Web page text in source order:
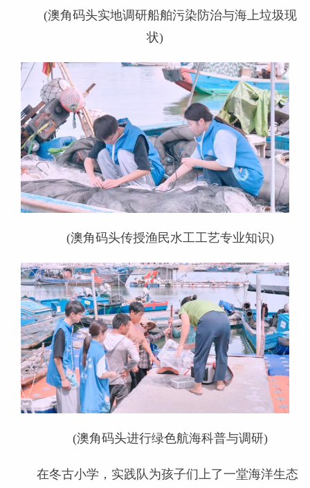
(澳角码头实地调研船舶污染防治与海上垃圾现
状)
(澳角码头传授渔民水工工艺专业知识)
(澳角码头进行绿色航海科普与调研)
在冬古小学，实践队为孩子们上了一堂海洋生态